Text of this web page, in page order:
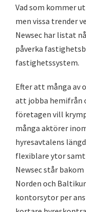
Vad som kommer
men vissa trender
Newsec har listat
påverka
fastighetssystem.
Efter att många av
att jobba hemifrån
företagen vill
många aktörer
hyresavtalens
flexiblare ytor
Newsec står
Norden och
kontorsytor per